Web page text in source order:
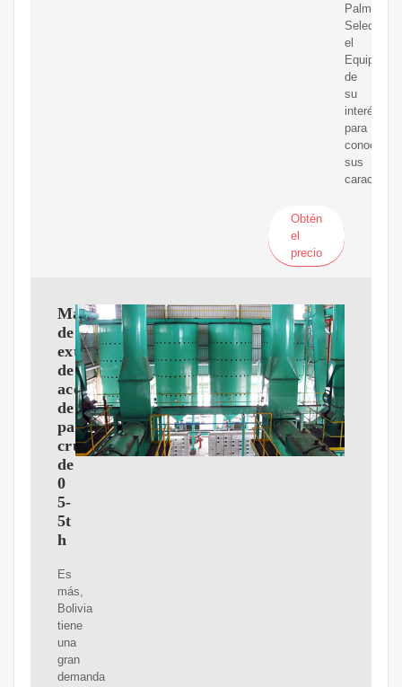
Palma.
Seleccione
el
Equipo
de
su
interés
para
conocer
sus
Obtén
el
precio
Máquina
de
extracción
de
aceite
de
palma
crudo
de
0
5-
5t
h
Es
más,
Bolivia
tiene
una
gran
demanda